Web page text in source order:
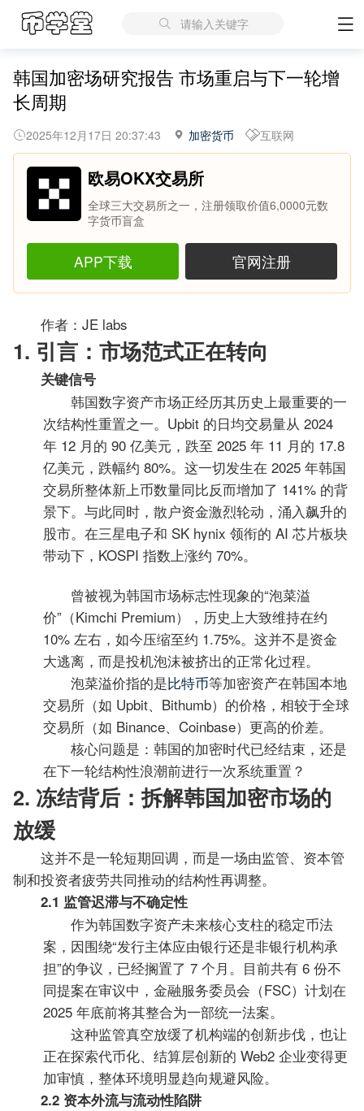
请输入关键字
韩国加密场研究报告 市场重启与下一轮增
长周期
2025年12月17日 20:37:43 加密货币 互联网
欧易OKX交易所
全球三大交易所之一，注册领取价值6,0000元数
字货币盲盒
APP下载 官网注册
作者：JE labs
1. 引言：市场范式正在转向
关键信号
韩国数字资产市场正经历其历史上最重要的一
次结构性重置之一。Upbit 的日均交易量从 2024
年 12 月的 90 亿美元，跌至 2025 年 11 月的 17.8
亿美元，跌幅约 80%。这一切发生在 2025 年韩国
交易所整体新上币数量同比反而增加了 141% 的背
景下。与此同时，散户资金激烈轮动，涌入飙升的
股市。在三星电子和 SK hynix 领衔的 AI 芯片板块
带动下，KOSPI 指数上涨约 70%。
曾被视为韩国市场标志性现象的“泡菜溢
价”（Kimchi Premium），历史上大致维持在约
10% 左右，如今压缩至约 1.75%。这并不是资金
大逃离，而是投机泡沫被挤出的正常化过程。
泡菜溢价指的是比特币等加密资产在韩国本地
交易所（如 Upbit、Bithumb）的价格，相较于全球
交易所（如 Binance、Coinbase）更高的价差。
核心问题是：韩国的加密时代已经结束，还是
在下一轮结构性浪潮前进行一次系统重置？
2. 冻结背后：拆解韩国加密市场的
放缓
这并不是一轮短期回调，而是一场由监管、资本管
制和投资者疲劳共同推动的结构性再调整。
2.1 监管迟滞与不确定性
作为韩国数字资产未来核心支柱的稳定币法
案，因围绕“发行主体应由银行还是非银行机构承
担”的争议，已经搁置了 7 个月。目前共有 6 份不
同提案在审议中，金融服务委员会（FSC）计划在
2025 年底前将其整合为一部统一法案。
这种监管真空放缓了机构端的创新步伐，也让
正在探索代币化、结算层创新的 Web2 企业变得更
加审慎，整体环境明显趋向规避风险。
2.2 资本外流与流动性陷阱